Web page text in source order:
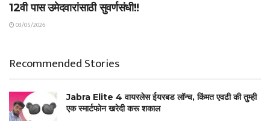
12वी पास उमेदवारांसाठी सुवर्णसंधी!!
03/05/2026
Recommended Stories
Jabra Elite 4 वायरलेस ईयरबड लॉन्च, किंमत एवढी की तुम्ही
एक स्मार्टफोन खरेदी करू शकाल